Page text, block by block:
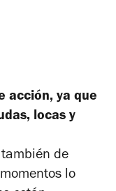
acción, ya que
locas y
de
lo